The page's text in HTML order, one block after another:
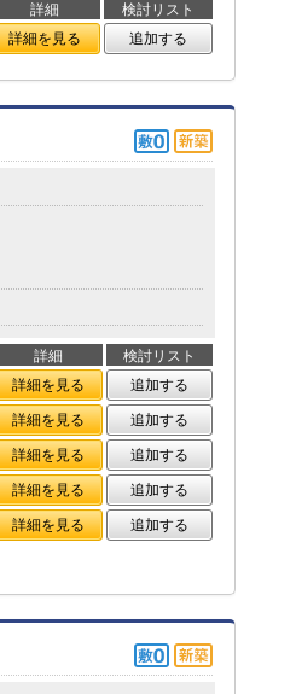
詳細
検討リスト
詳細を見る 追加する
詳細
検討リスト
詳細を見る
追加する
詳細を見る
追加する
詳細を見る
追加する
詳細を見る
追加する
詳細を見る 追加する